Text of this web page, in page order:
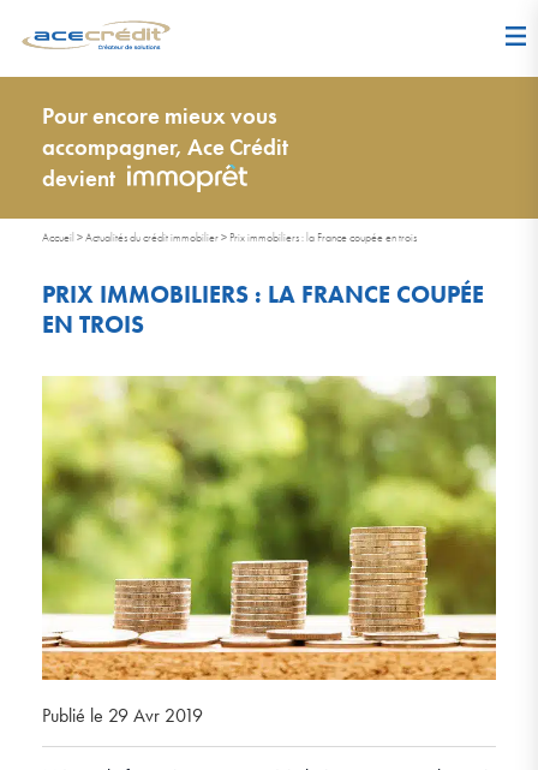
Pour encore mieux vous
accompagner, Ace Crédit
devient
Accueil >Actualités du crédit immobilier> Prix immobiliers : la France coupée en trois
PRIX IMMOBILIERS : LA FRANCE COUPÉE
EN TROIS
Publié le 29 Avr 2019